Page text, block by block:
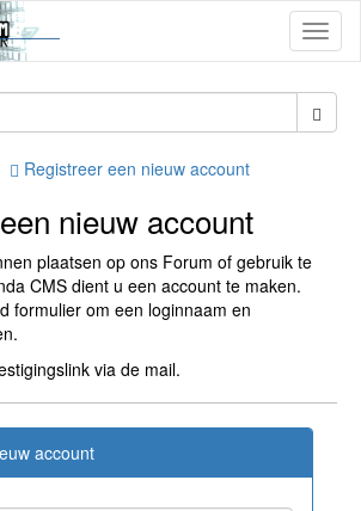
Registreer een nieuw account
nieuw account
plaatsen op ons Forum of gebruik te
CMS dient u een account te maken.
formulier om een loginnaam en
via de mail.
account